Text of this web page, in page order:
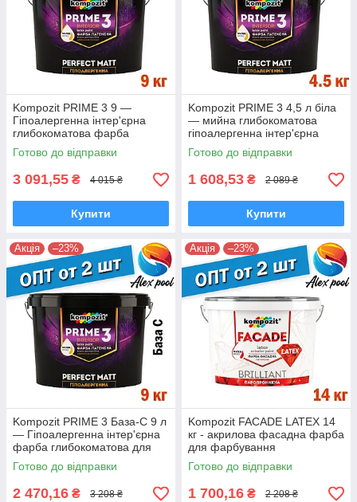
Kompozit PRIME 3 9 —
Гіпоалергенна інтер'єрна
глибокоматова фарба
преміальна фарба з ефектом
лотоса
Готово до відправки
3 091,55 ₴ 4 015 ₴
Купити
Kompozit PRIME 3 4,5 л біла
— мийна глибокоматова
гіпоалергенна інтер'єрна
фарба для стін і стель
Готово до відправки
1 608,53 ₴ 2 089 ₴
Купити
Акція –23%
Kompozit PRIME 3 База-С 9 л
— Гіпоалергенна інтер'єрна
фарба глибокоматова для
стін і стель
Готово до відправки
2 470,16 ₴ 3 208 ₴
Акція –23%
Kompozit FACADE LATEX 14
кг - акрилова фасадна фарба
для фарбування
мінеральних поверхонь
Готово до відправки
1 700,16 ₴ 2 208 ₴